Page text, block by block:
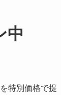
中
特別価格で提